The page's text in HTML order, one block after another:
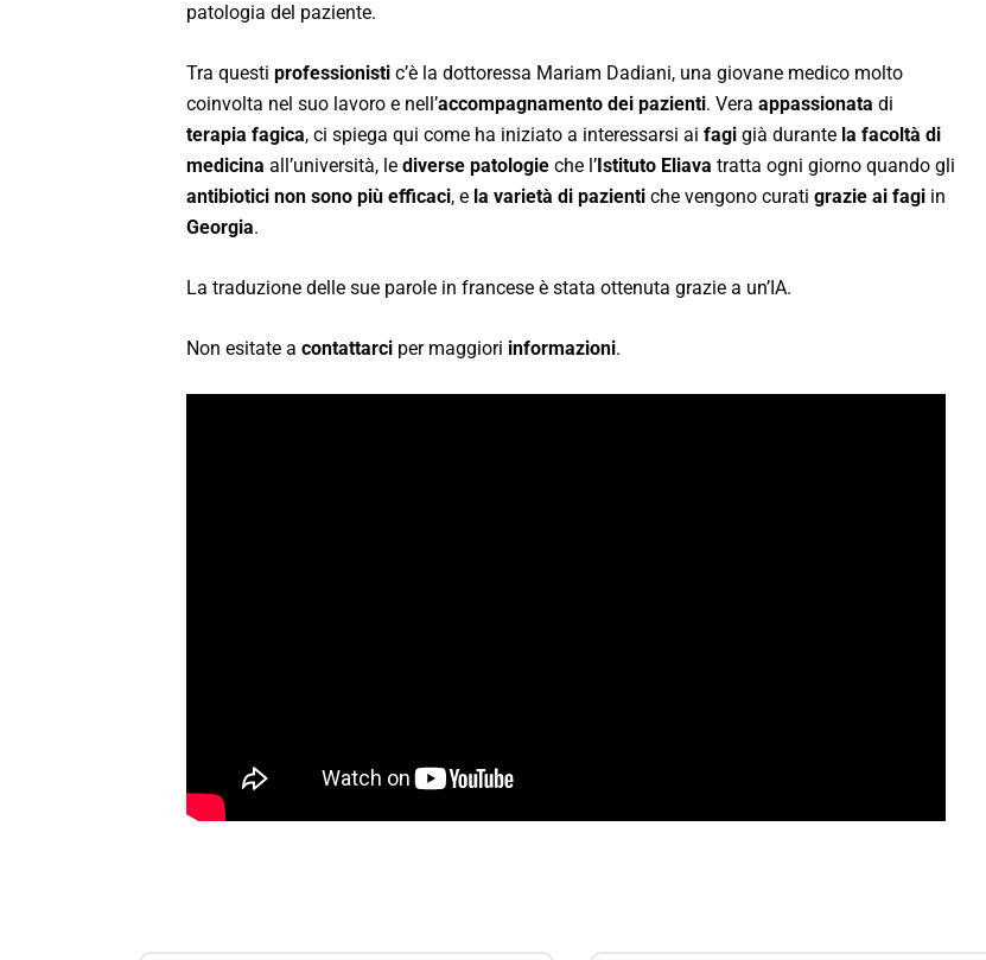
patologia del paziente.
Tra questi professionisti c’è la dottoressa Mariam Dadiani, una giovane medico molto
coinvolta nel suo lavoro e nell’accompagnamento dei pazienti. Vera appassionata di
terapia fagica, ci spiega qui come ha iniziato a interessarsi ai fagi già durante la facoltà di
medicina all’università, le diverse patologie che l’Istituto Eliava tratta ogni giorno quando gli
antibiotici non sono più efficaci, e la varietà di pazienti che vengono curati grazie ai fagi in
Georgia.
La traduzione delle sue parole in francese è stata ottenuta grazie a un’IA.
Non esitate a contattarci per maggiori informazioni.